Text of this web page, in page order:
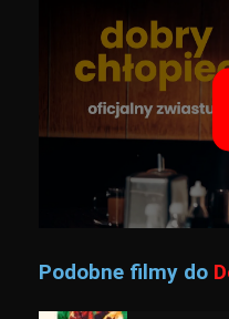
Podobne filmy do